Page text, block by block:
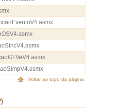
Voltar ao topo da página